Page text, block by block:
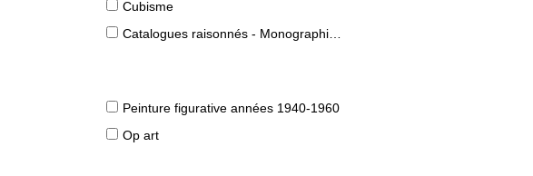
Cubisme
Catalogues raisonnés - Monographies d'artistes
Peinture figurative années 1940-1960
Op art